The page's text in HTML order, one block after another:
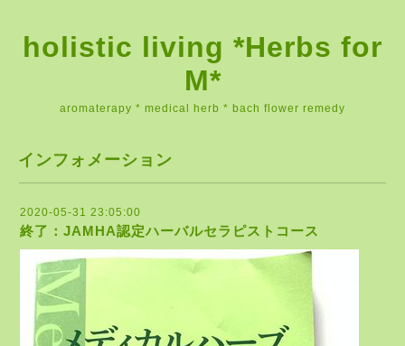
holistic living *Herbs for
M*
aromaterapy * medical herb * bach flower remedy
インフォメーション
2020-05-31 23:05:00
終了：JAMHA認定ハーバルセラピストコース